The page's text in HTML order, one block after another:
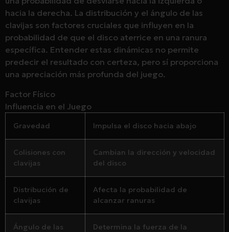
hacia la derecha. La distribución y el ángulo de las
clavijas son factores cruciales que influyen en la
probabilidad de que el disco aterrice en una ranura
específica. Entender estas dinámicas no permite
predecir el resultado con certeza, pero sí proporciona
una apreciación más profunda del juego.
Factor Físico
Influencia en el Juego
Gravedad Impulsa el disco hacia abajo
Colisiones con
clavijas
Cambian la dirección y velocidad
del disco
Distribución de
clavijas
Afecta la probabilidad de
alcanzar ranuras
Ángulo de las
Determina la fuerza de la